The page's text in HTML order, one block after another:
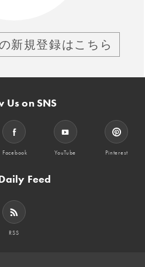
新規登録はこちら
Us on SNS
Facebook YouTube Pinterest
Feed
RSS